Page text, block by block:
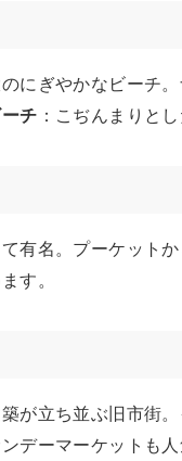
にぎやかなビーチ
チ ：こぢんまりとし
有名。プーケット
す。
が立ち並ぶ旧市街
デーマーケットも人